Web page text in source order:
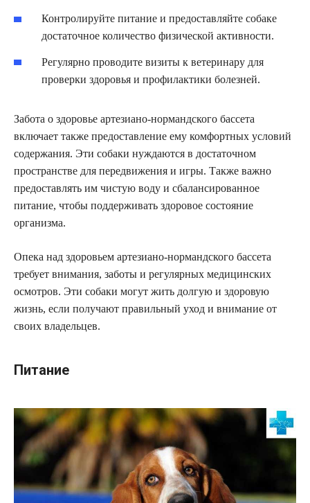
Контролируйте питание и предоставляйте собаке
достаточное количество физической активности.
Регулярно проводите визиты к ветеринару для
проверки здоровья и профилактики болезней.
Забота о здоровье артезиано-нормандского бассета
включает также предоставление ему комфортных условий
содержания. Эти собаки нуждаются в достаточном
пространстве для передвижения и игры. Также важно
предоставлять им чистую воду и сбалансированное
питание, чтобы поддерживать здоровое состояние
организма.
Опека над здоровьем артезиано-нормандского бассета
требует внимания, заботы и регулярных медицинских
осмотров. Эти собаки могут жить долгую и здоровую
жизнь, если получают правильный уход и внимание от
своих владельцев.
Питание